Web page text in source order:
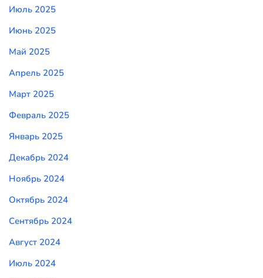
Июль 2025
Июнь 2025
Май 2025
Апрель 2025
Март 2025
Февраль 2025
Январь 2025
Декабрь 2024
Ноябрь 2024
Октябрь 2024
Сентябрь 2024
Август 2024
Июль 2024